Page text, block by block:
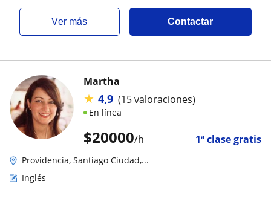
ver más Contactar
$20000/h 1ª clase gratis
Martha
★ 4,9 (15 valoraciones)
En línea
Providencia, Santiago Ciudad,...
Inglés